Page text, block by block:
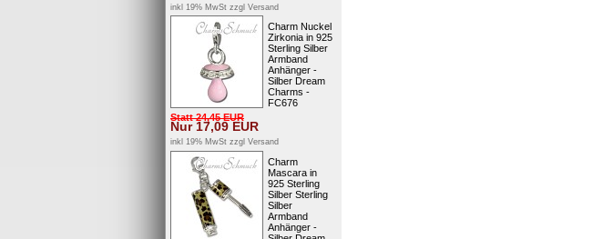
inkl 19% MwSt zzgl Versand
Charm Nuckel
Zirkonia in 925
Sterling Silber
Armband
Anhänger -
Silber Dream
Charms -
FC676
Statt24,45EUR
Nur 17,09 EUR
inkl 19% MwSt zzgl Versand
Charm
Mascara in
925 Sterling
Silber Sterling
Silber
Armband
Anhänger -